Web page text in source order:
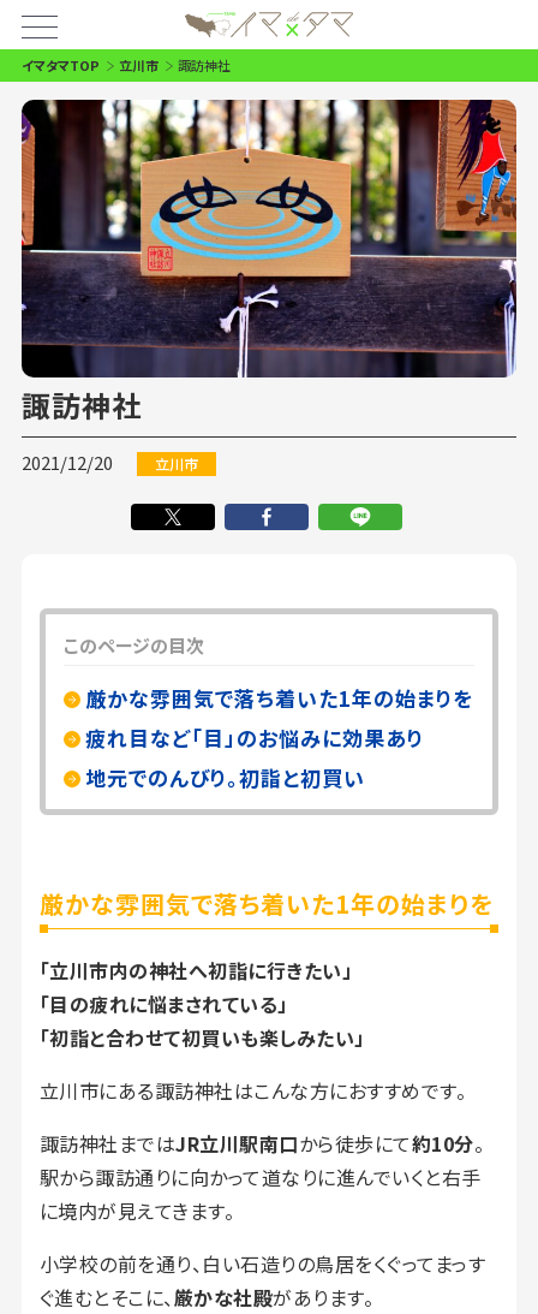
イマタマTOP 立川市 諏訪神社
諏訪神社
2021/12/20 立川市
このページの目次
厳かな雰囲気で落ち着いた1年の始まりを
疲れ目など「目」のお悩みに効果あり
地元でのんびり。初詣と初買い
厳かな雰囲気で落ち着いた1年の始まりを
「立川市内の神社へ初詣に行きたい」
「目の疲れに悩まされている」
「初詣と合わせて初買いも楽しみたい」
立川市にある諏訪神社はこんな方におすすめです。
諏訪神社まではJR立川駅南口から徒歩にて約10分。
駅から諏訪通りに向かって道なりに進んでいくと右手
に境内が見えてきます。
小学校の前を通り、白い石造りの鳥居をくぐってまっす
ぐ進むとそこに、厳かな社殿があります。